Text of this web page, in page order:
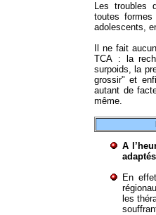
Les troubles
toutes
adolescents,
Il ne fait
TCA : la
surpoids, la
grossir" et
autant de
même.
A
En
les